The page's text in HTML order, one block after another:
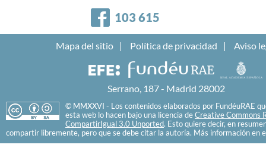
Facebook
103 615
Mapa del sitio Política de privacidad Aviso
Serrano, 187 - Madrid 28002
© MMXXVI - Los contenidos elaborados por FundéuRAE
esta web lo hacen bajo una licencia de Creative Commons
CompartirIgual 3.0 Unported. Esto quiere decir, en
compartir libremente, pero que se debe citar la autoría. Más información en